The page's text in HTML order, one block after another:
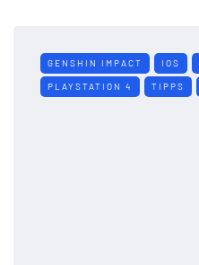
GENSHIN IMPACT IOS
PLAYSTATION 4 TIPPS